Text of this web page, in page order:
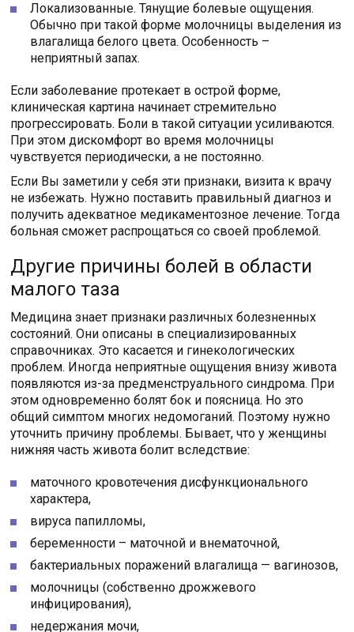
Локализованные. Тянущие болевые ощущения.
Обычно при такой форме молочницы выделения из
влагалища белого цвета. Особенность –
неприятный запах.
Если заболевание протекает в острой форме,
клиническая картина начинает стремительно
прогрессировать. Боли в такой ситуации усиливаются.
При этом дискомфорт во время молочницы
чувствуется периодически, а не постоянно.
Если Вы заметили у себя эти признаки, визита к врачу
не избежать. Нужно поставить правильный диагноз и
получить адекватное медикаментозное лечение. Тогда
больная сможет распрощаться со своей проблемой.
Другие причины болей в области
малого таза
Медицина знает признаки различных болезненных
состояний. Они описаны в специализированных
справочниках. Это касается и гинекологических
проблем. Иногда неприятные ощущения внизу живота
появляются из-за предменструального синдрома. При
этом одновременно болят бок и поясница. Но это
общий симптом многих недомоганий. Поэтому нужно
уточнить причину проблемы. Бывает, что у женщины
нижняя часть живота болит вследствие:
маточного кровотечения дисфункционального
характера,
вируса папилломы,
беременности – маточной и внематочной,
бактериальных поражений влагалища — вагинозов,
молочницы (собственно дрожжевого
инфицирования),
недержания мочи,